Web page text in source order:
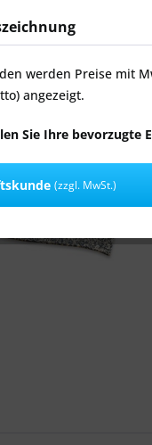
werden Preise mit
angezeigt.
Sie Ihre bevorzugte
(zzgl. MwSt.)